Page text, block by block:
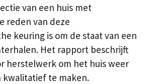
van een huis met
reden van deze
keuring is om de staat van een
Het rapport beschrijft
herstelwerk om het huis weer
kwalitatief te maken.